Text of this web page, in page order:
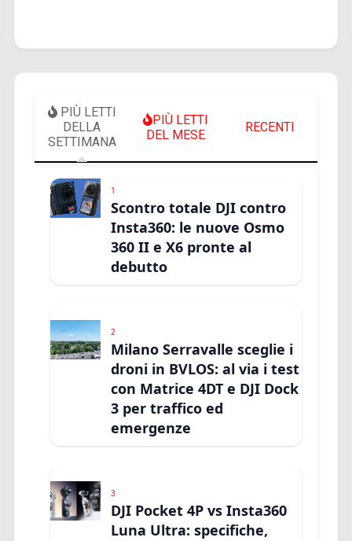
PIÙ LETTI
DELLA
SETTIMANA
PIÙ LETTI
DEL MESE
RECENTI
1
Scontro totale DJI contro
Insta360: le nuove Osmo
360 II e X6 pronte al
debutto
2
Milano Serravalle sceglie i
droni in BVLOS: al via i test
con Matrice 4DT e DJI Dock
3 per traffico ed
emergenze
3
DJI Pocket 4P vs Insta360
Luna Ultra: specifiche,